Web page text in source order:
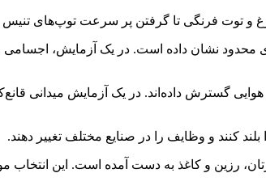
مرغ و توت فرنگی تا گرفتن پر سرعت توپ‌های
محدود نشان داده است. در یک آزمایش،
هوایی گسترش داده‌اند. در یک آزمایش میدانی
بلند کنند و وظایف را در صنایع مختلف تغییر دهند.
رزین و کاغذ به دست آمده است. این انتخاب